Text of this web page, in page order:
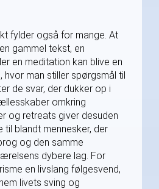
fylder også for mange. At
gammel tekst, en
en meditation kan blive en
man stiller spørgsmål til
de svar, der dukker op i
omkring
og retreats giver desuden
til blandt mennesker, der
og den samme
dybere lag. For
en livslang følgesvend,
livets sving og